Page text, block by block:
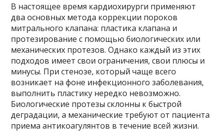
В настоящее время кардиохирурги применяют
два основных метода коррекции пороков
митрального клапана: пластика клапана и
протезирование с помощью биологических или
механических протезов. Однако каждый из этих
подходов имеет свои ограничения, свои плюсы и
минусы. При стенозе, который чаще всего
возникает на фоне инфекционного заболевания,
выполнить пластику нередко невозможно.
Биологические протезы склонны к быстрой
деградации, а механические требуют от пациента
приема антикоагулянтов в течение всей жизни.